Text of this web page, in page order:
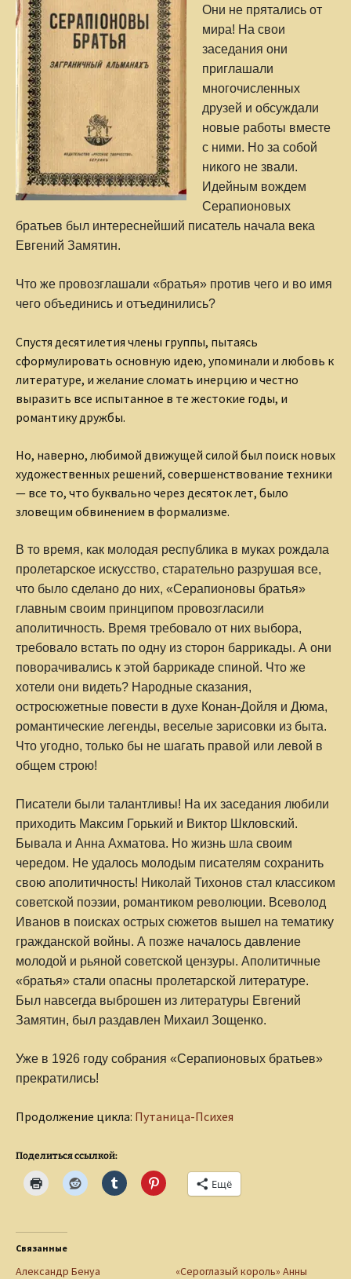
Они не прятались от
мира! На свои
заседания они
приглашали
многочисленных
друзей и обсуждали
новые работы вместе
с ними. Но за собой
никого не звали.
Идейным вождем
Серапионовых
братьев был интереснейший писатель начала века
Евгений Замятин.
Что же провозглашали «братья» против чего и во имя
чего объединись и отъединились?
Спустя десятилетия члены группы, пытаясь
сформулировать основную идею, упоминали и любовь к
литературе, и желание сломать инерцию и честно
выразить все испытанное в те жестокие годы, и
романтику дружбы.
Но, наверно, любимой движущей силой был поиск новых
художественных решений, совершенствование техники
— все то, что буквально через десяток лет, было
зловещим обвинением в формализме.
В то время, как молодая республика в муках рождала
пролетарское искусство, старательно разрушая все,
что было сделано до них, «Серапионовы братья»
главным своим принципом провозгласили
аполитичность. Время требовало от них выбора,
требовало встать по одну из сторон баррикады. А они
поворачивались к этой баррикаде спиной. Что же
хотели они видеть? Народные сказания,
остросюжетные повести в духе Конан-Дойля и Дюма,
романтические легенды, веселые зарисовки из быта.
Что угодно, только бы не шагать правой или левой в
общем строю!
Писатели были талантливы! На их заседания любили
приходить Максим Горький и Виктор Шкловский.
Бывала и Анна Ахматова. Но жизнь шла своим
чередом. Не удалось молодым писателям сохранить
свою аполитичность! Николай Тихонов стал классиком
советской поэзии, романтиком революции. Всеволод
Иванов в поисках острых сюжетов вышел на тематику
гражданской войны. А позже началось давление
молодой и рьяной советской цензуры. Аполитичные
«братья» стали опасны пролетарской литературе.
Был навсегда выброшен из литературы Евгений
Замятин, был раздавлен Михаил Зощенко.
Уже в 1926 году собрания «Серапионовых братьев»
прекратились!
Продолжение цикла: Путаница-Психея
Поделиться ссылкой:
Ещё
Связанные
Александр Бенуа «Сероглазый король» Анны